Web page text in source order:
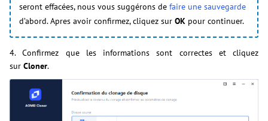
seront effacées, nous vous suggérons de faire une sauvegarde
d’abord. Apres avoir confirmez, cliquez sur OK pour continuer.
4. Confirmez que les informations sont correctes et cliquez
sur Cloner.